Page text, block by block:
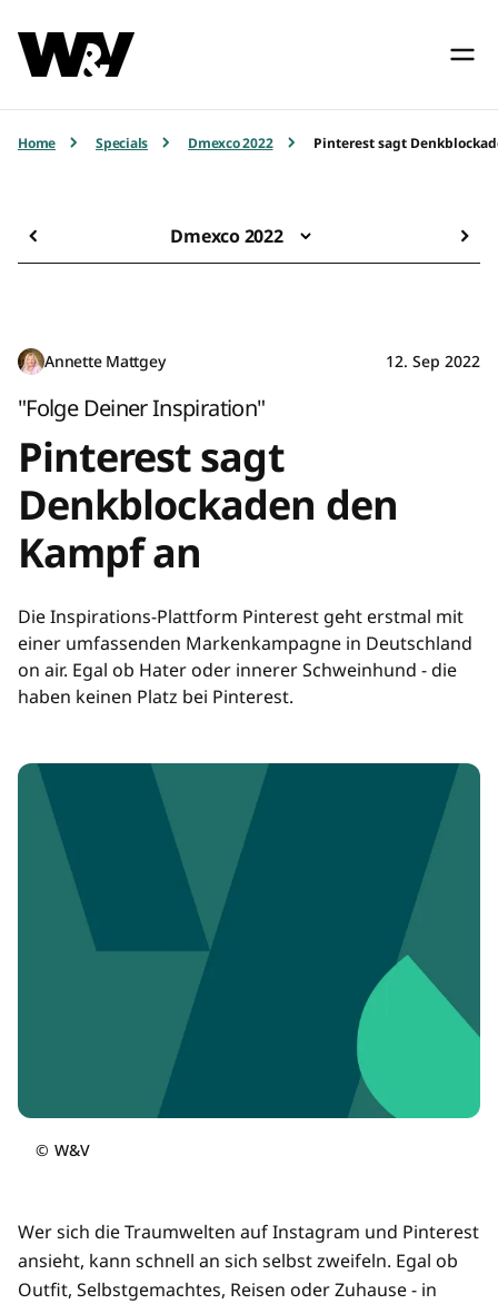
Home Specials Dmexco 2022 Pinterest sagt
Dmexco 2022
Annette Mattgey 12. Sep 2022
"Folge Deiner Inspiration"
Pinterest sagt
Denkblockaden den
Kampf an
Die Inspirations-Plattform Pinterest geht erstmal mit
einer umfassenden Markenkampagne in Deutschland
on air. Egal ob Hater oder innerer Schweinhund - die
haben keinen Platz bei Pinterest.
© W&V
Wer sich die Traumwelten auf Instagram und Pinterest
ansieht, kann schnell an sich selbst zweifeln. Egal ob
Outfit, Selbstgemachtes, Reisen oder Zuhause - in